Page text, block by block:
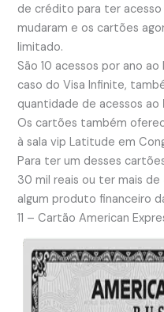
de crédito para ter acesso
mudaram e os cartões
limitado.
São 10 acessos por ano
caso do Visa Infinite,
quantidade de acessos ao
Os cartões também
à sala vip Latitude em
Para ter um desses
30 mil reais ou ter mais
algum produto financeiro
11 – Cartão American